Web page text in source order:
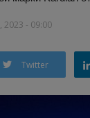
2023 - 09:00
Twitter